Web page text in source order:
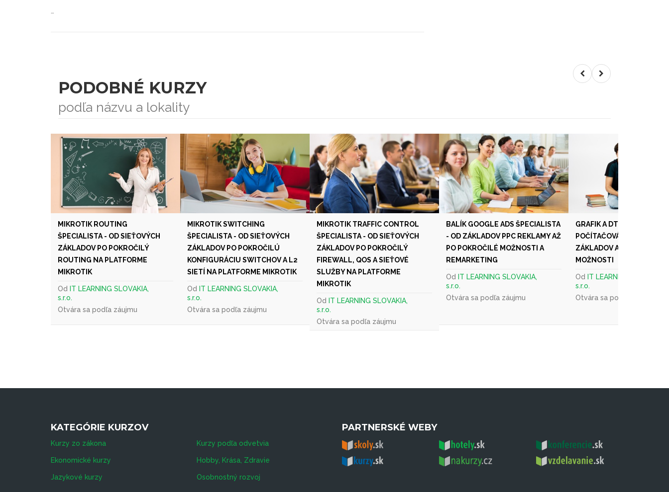
PODOBNÉ KURZY
podľa názvu a lokality
MIKROTIK ROUTING
ŠPECIALISTA - OD SIEŤOVÝCH
ZÁKLADOV PO POKROČILÝ
ROUTING NA PLATFORME
MIKROTIK
Od IT LEARNING SLOVAKIA,
s.r.o.
Otvára sa podľa záujmu
MIKROTIK SWITCHING
ŠPECIALISTA - OD SIEŤOVÝCH
ZÁKLADOV PO POKROČILÚ
KONFIGURÁCIU SWITCHOV A L2
SIETÍ NA PLATFORME MIKROTIK
Od IT LEARNING SLOVAKIA,
s.r.o.
Otvára sa podľa záujmu
MIKROTIK TRAFFIC CONTROL
ŠPECIALISTA - OD SIEŤOVÝCH
ZÁKLADOV PO POKROČILÝ
FIREWALL, QOS A SIEŤOVÉ
SLUŽBY NA PLATFORME
MIKROTIK
Od IT LEARNING SLOVAKIA,
s.r.o.
Otvára sa podľa záujmu
BALÍK GOOGLE ADS ŠPECIALISTA
- OD ZÁKLADOV PPC REKLAMY AŽ
PO POKROČILÉ MOŽNOSTI A
REMARKETING
Od IT LEARNING SLOVAKIA,
s.r.o.
Otvára sa podľa záujmu
GRAFIK A DTP
POČÍTAČOVÁ GRAFIKA OD
ZÁKLADOV AŽ PO
MOŽNOSTI
Od IT LEARNING SLOVAKIA,
s.r.o.
Otvára sa podľa záujmu
KATEGÓRIE KURZOV
Kurzy zo zákona Kurzy podľa odvetvia
Ekonomické kurzy Hobby, Krása, Zdravie
Jazykové kurzy Osobnostný rozvoj
PARTNERSKÉ WEBY